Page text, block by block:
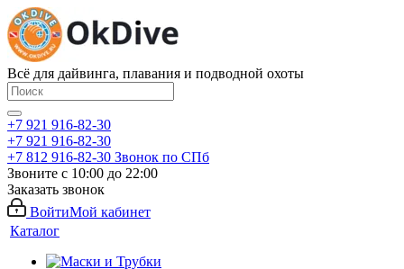
Всё для дайвинга, плавания и подводной охоты
+7 921 916-82-30
+7 921 916-82-30
+7 812 916-82-30 Звонок по СПб
Звоните с 10:00 до 22:00
Заказать звонок
ВойтиМой кабинет
Каталог